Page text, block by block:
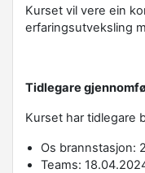
Kurset vil vere ein
erfaringsutveksling
Tidlegare
Kurset har tidlegare
Os brannstasjon:
Teams: